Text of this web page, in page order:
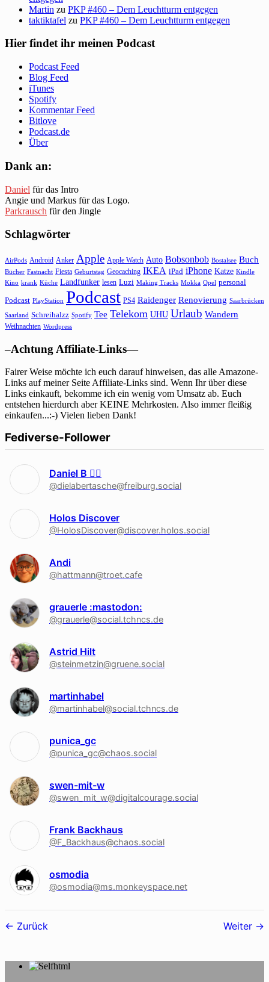
Martin zu PKP #460 – Dem Leuchtturm entgegen
taktiktafel zu PKP #460 – Dem Leuchtturm entgegen
Hier findet ihr meinen Podcast
Podcast Feed
Blog Feed
iTunes
Spotify
Kommentar Feed
Bitlove
Podcast.de
Über
Dank an:
Daniel für das Intro
Angie und Markus für das Logo.
Parkrausch für den Jingle
Schlagwörter
AirPods Android Anker Apple Apple Watch Auto Bobsonbob Bostalsee Buch
Bücher Fastnacht Fiesta Geburtstag Geocaching IKEA iPad iPhone Katze Kindle
Kino krank Küche Landfunker lesen Luzi Making Tracks Mokka Opel personal
Podcast PlayStation Podcast PS4 Raidenger Renovierung Saarbrücken
Saarland Schreihalzz Spotify Tee Telekom UHU Urlaub Wandern
Weihnachten Wordpress
–Achtung Affiliate-Links—
Fairer Weise möchte ich euch darauf hinweisen, das alle Amazone-
Links auf meiner Seite Affiliate-Links sind. Wenn Ihr über diese
Links einkauft, bekomme ich ein wenig vom Umsatz ab. Euch
entstehen hierdurch aber KEINE Mehrkosten. Also immer fleißig
einkaufen...:-) Vielen lieben Dank!
Fediverse-Follower
Daniel B 🏳‍🌈
@dielabertasche@freiburg.social
Holos Discover
@HolosDiscover@discover.holos.social
Andi
@hattmann@troet.cafe
grauerle :mastodon:
@grauerle@social.tchncs.de
Astrid Hilt
@steinmetzin@gruene.social
martinhabel
@martinhabel@social.tchncs.de
punica_gc
@punica_gc@chaos.social
swen-mit-w
@swen_mit_w@digitalcourage.social
Frank Backhaus
@F_Backhaus@chaos.social
osmodia
@osmodia@ms.monkeyspace.net
Follower-
Zurück Weiter